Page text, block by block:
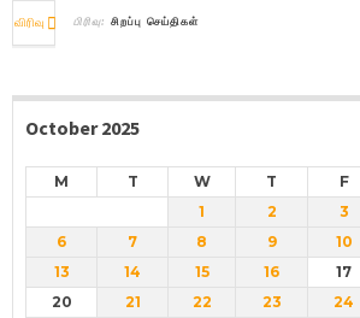
விரிவு பிரிவு: சிறப்பு செய்திகள்
October 2025
M T W T F
1 2 3
6
7 8 9 10
13
14 15 16 17
20
21 22 23 24